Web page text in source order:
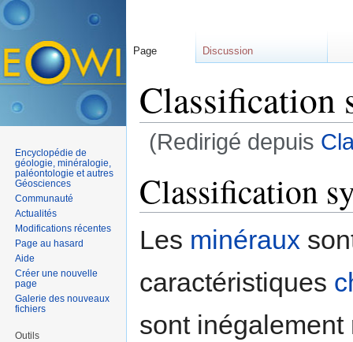
Classification
(Redirigé depuis
Classification
Les minéraux
caractéristiques
sont
Page Discussion
Encyclopédie de
géologie, minéralogie,
paléontologie et autres
Géosciences
Communauté
Actualités
Modifications récentes
Page au hasard
Aide
Créer une nouvelle
page
Galerie des nouveaux
fichiers
Outils